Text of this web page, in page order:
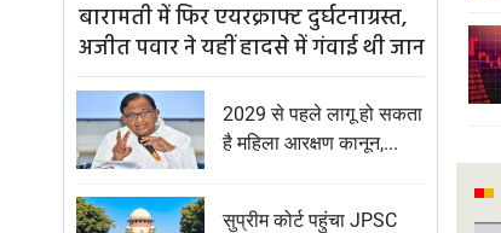
बारामती में फिर एयरक्राफ्ट दुर्घटनाग्रस्त,
अजीत पवार ने यहीं हादसे में गंवाई थी जान
2029 से पहले लागू हो सकता
है महिला आरक्षण कानून,...
सुप्रीम कोर्ट पहुंचा JPSC